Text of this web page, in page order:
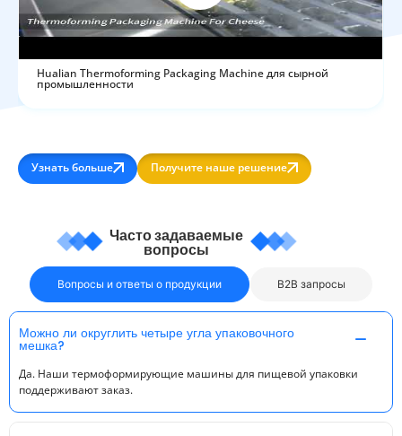
Hualian Thermoforming Packaging Machine для сырной
промышленности
Узнать больше Получите наше решение
Часто задаваемые
вопросы
Вопросы и ответы о продукции B2B запросы
Можно ли округлить четыре угла упаковочного
мешка?
Да. Наши термоформирующие машины для пищевой упаковки
поддерживают заказ.